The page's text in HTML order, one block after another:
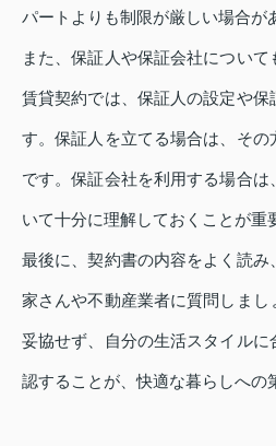
パートよりも制限が厳しい場合が
また、保証人や保証会社につい
賃貸契約では、保証人の設定や保
す。保証人を立てる場合は、そ
です。保証会社を利用する場合
いて十分に理解しておくことが重
最後に、契約書の内容をよく読
家さんや不動産業者に質問しまし
妥協せず、自分の生活スタイル
認することが、快適な暮らしへの